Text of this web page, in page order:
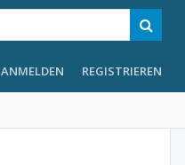
ANMELDEN REGISTRIEREN